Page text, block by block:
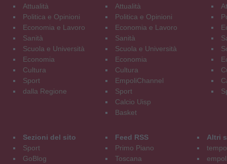
Attualità
Politica e Opinioni
Economia e Lavoro
Sanità
Scuola e Università
Economia
Cultura
Sport
dalla Regione
Attualità
Politica e Opinioni
Economia e Lavoro
Sanità
Scuola e Università
Economia
Cultura
EmpoliChannel
Sport
Calcio Uisp
Basket
Sezioni del sito
Sport
GoBlog
Feed RSS
Primo Piano
Toscana
Altri